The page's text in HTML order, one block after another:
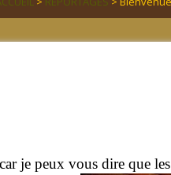
je peux vous dire que